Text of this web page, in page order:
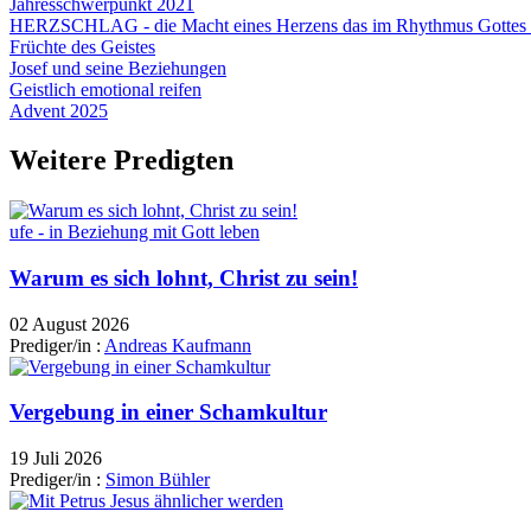
HERZSCHLAG - die Macht eines Herzens das im Rhythmus Gottes
Früchte des Geistes
Josef und seine Beziehungen
Geistlich emotional reifen
Advent 2025
Weitere Predigten
ufe - in Beziehung mit Gott leben
Warum es sich lohnt, Christ zu sein!
02 August 2026
Prediger/in : Andreas Kaufmann
Vergebung in einer Schamkultur
19 Juli 2026
Prediger/in : Simon Bühler